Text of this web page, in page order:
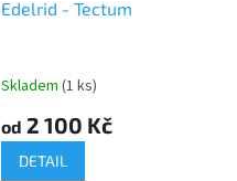
Edelrid - Tectum
Skladem (1 ks)
od 2 100 Kč
DETAIL